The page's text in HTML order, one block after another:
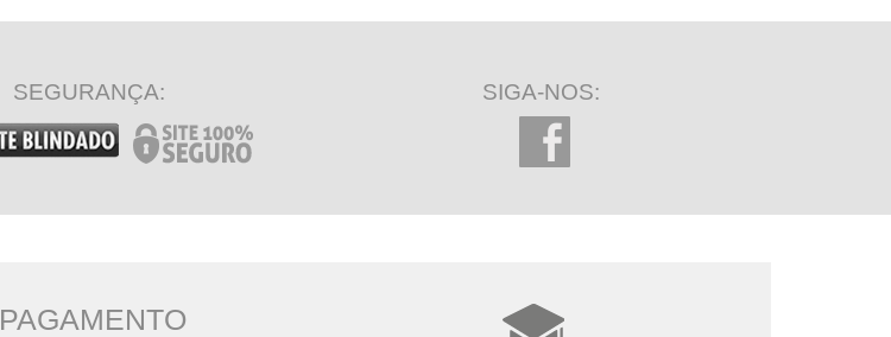
SEGURANÇA: SIGA-NOS:
PAGAMENTO